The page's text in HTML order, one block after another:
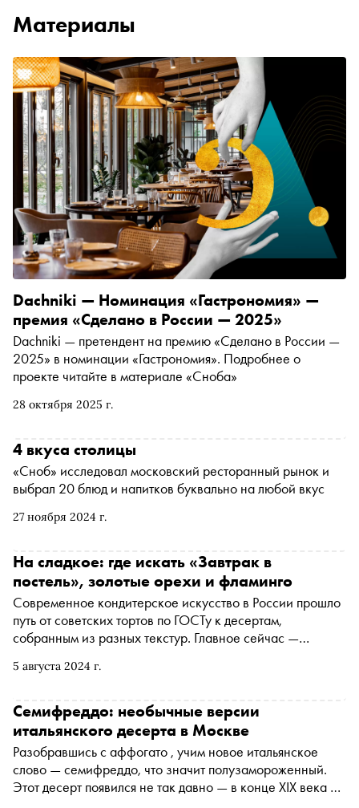
Материалы
28 октября 2025 г.
Dachniki — Номинация «Гастрономия» —
премия «Сделано в России — 2025»
Dachniki — претендент на премию «Сделано в России —
2025» в номинации «Гастрономия». Подробнее о
проекте читайте в материале «Сноба»
27 ноября 2024 г.
4 вкуса столицы
«Сноб» исследовал московский ресторанный рынок и
выбрал 20 блюд и напитков буквально на любой вкус
5 августа 2024 г.
На сладкое: где искать «Завтрак в
постель», золотые орехи и фламинго
Современное кондитерское искусство в России прошло
путь от советских тортов по ГОСТу к десертам,
собранным из разных текстур. Главное сейчас —
сделать фото для социальных сетей, поэтому в меню
например, чизкейк, который подавали в цветной капусте
в ресторане Narnia, конфеты — палочки корицы
(«Афина»), мильфей с шоколадным утюжком в Sartoria
Lamberti, балерину Павлову в «Кафе Пушкинъ», сладких
мопсов в Buro ЦУМ. «Сноб» посетил рестораны Москвы
и выбрал интересные позиции из десертных карт
Семифреддо: необычные версии
итальянского десерта в Москве
Разобравшись с аффогато , учим новое итальянское
слово — семифреддо, что значит полузамороженный.
Этот десерт появился не так давно — в конце XIX века в